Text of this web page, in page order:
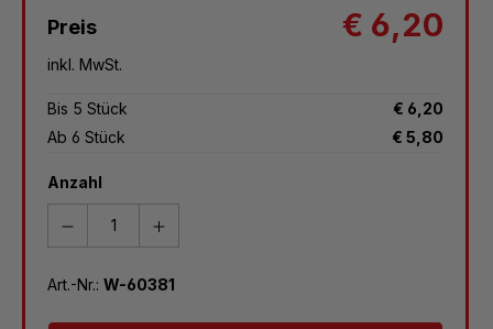
Preis € 6,20
inkl. MwSt.
Bis 5 Stück
€ 6,20
Ab 6 Stück € 5,80
Anzahl
Art.-Nr.: W-60381